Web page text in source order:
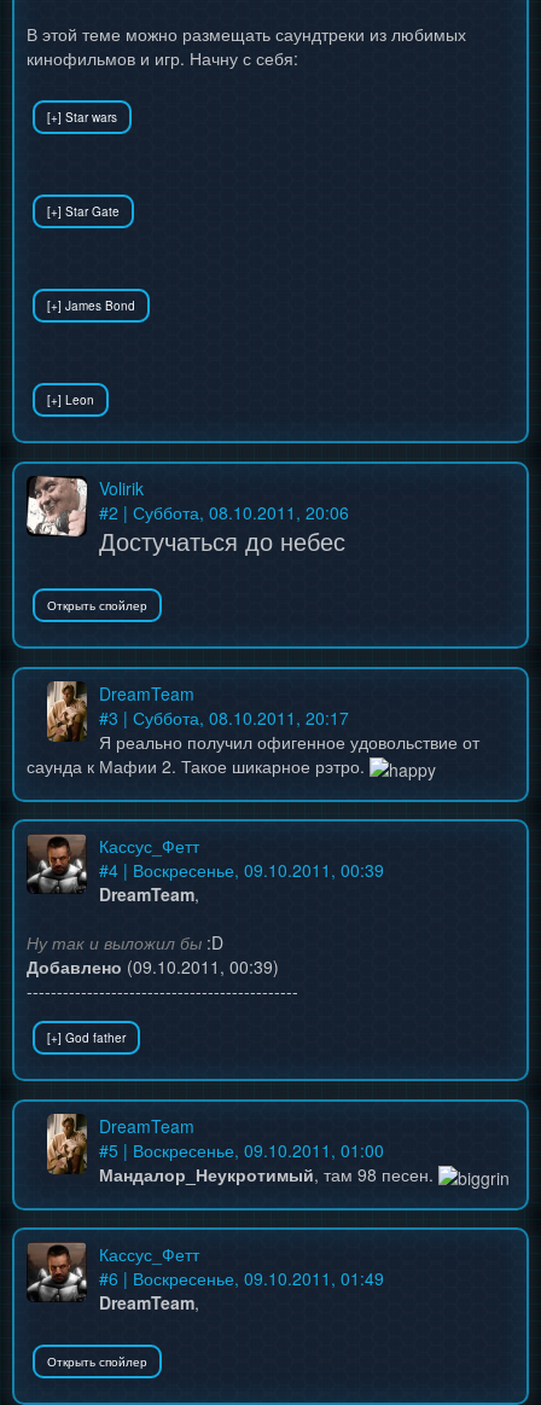
В этой теме можно размещать саундтреки из любимых
кинофильмов и игр. Начну с себя:
Volirik
#2 | Суббота, 08.10.2011, 20:06
Достучаться до небес
DreamTeam
#3 | Суббота, 08.10.2011, 20:17
Я реально получил офигенное удовольствие от
саунда к Мафии 2. Такое шикарное рэтро.
Кассус_Фетт
#4 | Воскресенье, 09.10.2011, 00:39
DreamTeam,
Ну так и выложил бы :D
Добавлено (09.10.2011, 00:39)
---------------------------------------------
DreamTeam
#5 | Воскресенье, 09.10.2011, 01:00
Мандалор_Неукротимый, там 98 песен.
Кассус_Фетт
#6 | Воскресенье, 09.10.2011, 01:49
DreamTeam,